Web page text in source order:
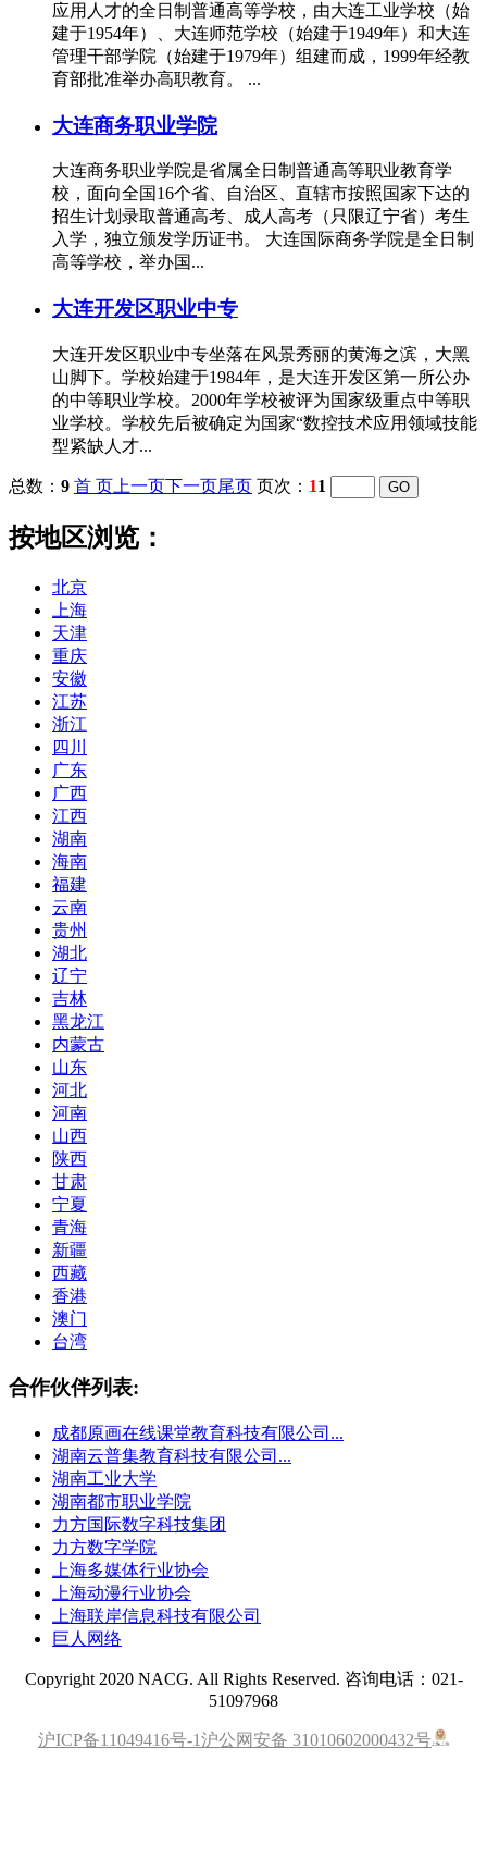
应用人才的全日制普通高等学校，由大连工业学校（始
建于1954年）、大连师范学校（始建于1949年）和大连
管理干部学院（始建于1979年）组建而成，1999年经教
育部批准举办高职教育。 ...
大连商务职业学院
大连商务职业学院是省属全日制普通高等职业教育学
校，面向全国16个省、自治区、直辖市按照国家下达的
招生计划录取普通高考、成人高考（只限辽宁省）考生
入学，独立颁发学历证书。 大连国际商务学院是全日制
高等学校，举办国...
大连开发区职业中专
大连开发区职业中专坐落在风景秀丽的黄海之滨，大黑
山脚下。学校始建于1984年，是大连开发区第一所公办
的中等职业学校。2000年学校被评为国家级重点中等职
业学校。学校先后被确定为国家“数控技术应用领域技能
型紧缺人才...
总数： 9 首 页 上一页下一页尾页 页次： 11
按地区浏览：
北京
上海
天津
重庆
安徽
江苏
浙江
四川
广东
广西
江西
湖南
海南
福建
云南
贵州
湖北
辽宁
吉林
黑龙江
内蒙古
山东
河北
河南
山西
陕西
甘肃
宁夏
青海
新疆
西藏
香港
澳门
台湾
合作伙伴列表:
成都原画在线课堂教育科技有限公司...
湖南云普集教育科技有限公司...
湖南工业大学
湖南都市职业学院
力方国际数字科技集团
力方数字学院
上海多媒体行业协会
上海动漫行业协会
上海联岸信息科技有限公司
巨人网络
Copyright 2020 NACG. All Rights Reserved. 咨询电话：021-
51097968
沪ICP备11049416号-1沪公网安备 31010602000432号